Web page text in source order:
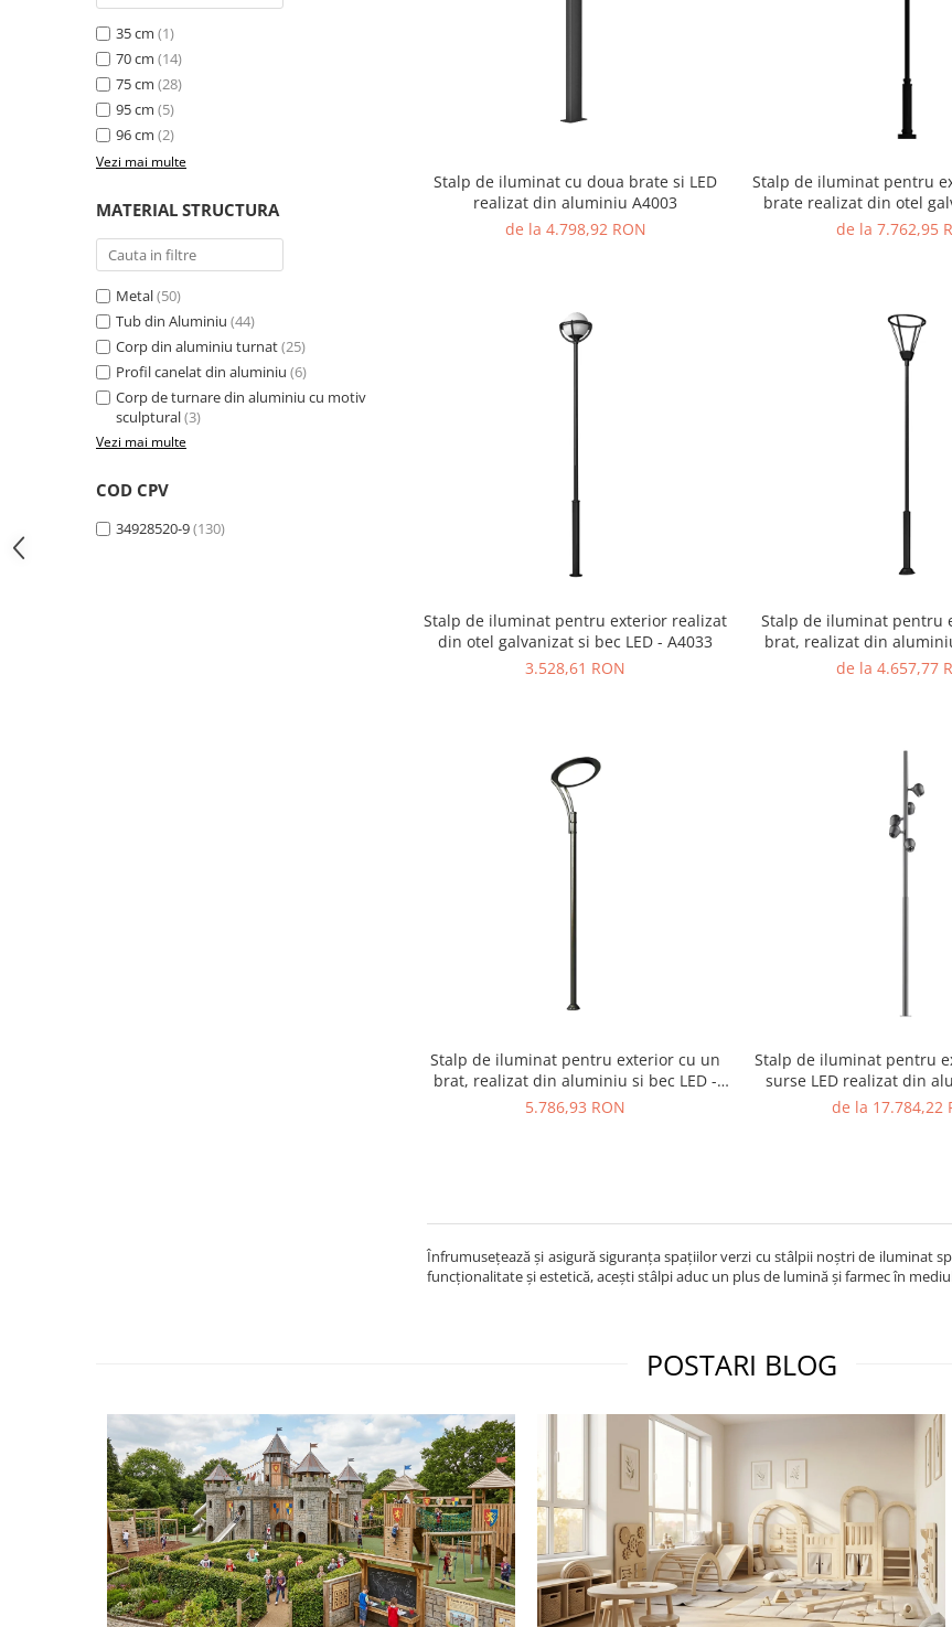
Ghivece de exterior
Ghivece din beton
Stalpi stradali
Stalpi camere video
Stalpi / bolarzi de delimitare
pentru trotuar
Tomberoane si Pubele de Gunoi
Magazie pubele / tomberoane
Mobilier urban DIZABILITATI
35 cm (1)
70 cm (14)
75 cm (28)
95 cm (5)
96 cm (2)
Vezi mai multe
MATERIAL STRUCTURA
Metal(50)
Tub din Aluminiu (44)
Corp din aluminiu turnat(25)
Profil canelat din aluminiu (6)
Corp de turnare din aluminiu cu motiv
sculptural(3)
Vezi mai multe
COD CPV
34928520-9(130)
Stalp de iluminat cu doua brate si LED
realizat din aluminiu A4003
de la 4.798,92 RON
Stalp de iluminat pentru
brate realizat din otel
LED - A4040
de la 7.762,95
Stalp de iluminat pentru exterior realizat
din otel galvanizat si bec LED - A4033
3.528,61 RON
Stalp de iluminat pentru
brat, realizat din
A4015
de la 4.657,77
Stalp de iluminat pentru exterior cu un
brat, realizat din aluminiu si bec LED -
A4010
5.786,93 RON
Stalp de iluminat pentru
surse LED realizat din
de la 17.784,22
Înfrumusețează și asigură siguranța spațiilor verzi cu stâlpii noștri de iluminat
funcționalitate și estetică, acești stâlpi aduc un plus de lumină și farmec în
POSTARI BLOG